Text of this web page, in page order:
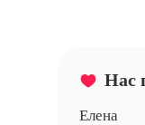
Нас
Елена